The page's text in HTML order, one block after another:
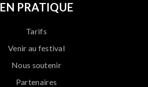
EN PRATIQUE
Tarifs
Venir au festival
Nous soutenir
Partenaires